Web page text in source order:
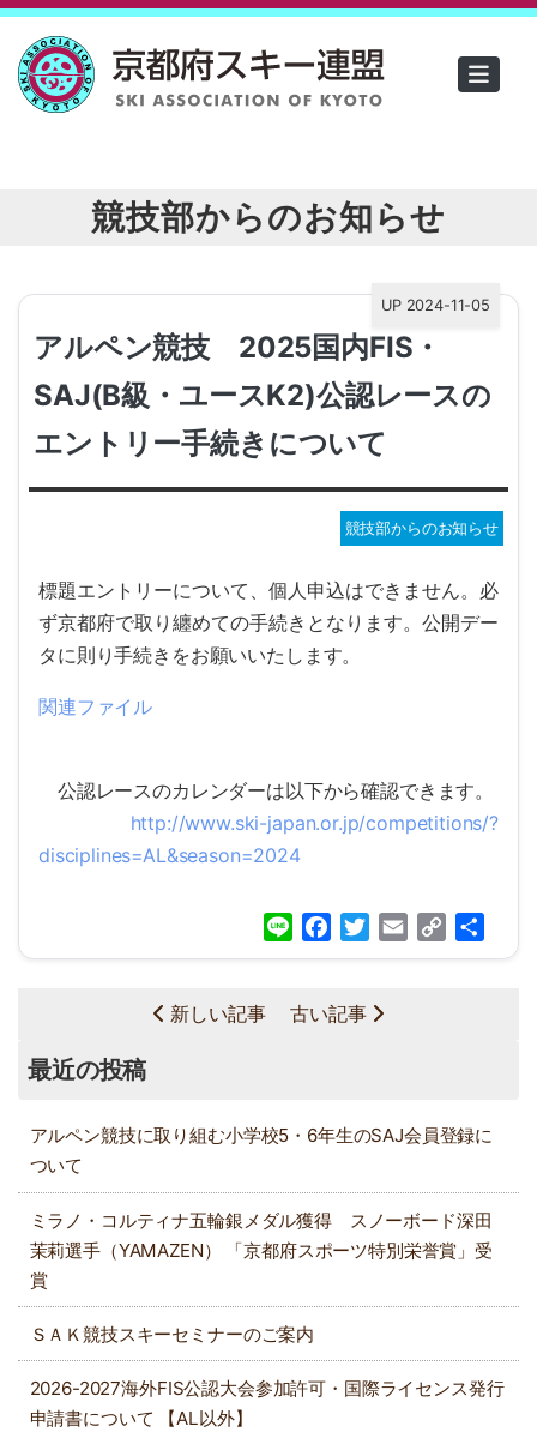
競技部からのお知らせ
アルペン競技 2025国内FIS・
SAJ(B級・ユースK2)公認レースの
エントリー手続きについて
UP 2024-11-05
競技部からのお知らせ
標題エントリーについて、個人申込はできません。必
ず京都府で取 り纏めての手続きとなります。公開デー
タに則り手続きをお願いいたします。
関連ファイル
公認レースのカレンダーは以下から確認できます。
http://www.ski-japan.or.jp/competitions/?
disciplines=AL&season=2024
Line FacebookTwitterEmail Copy
Link有
新しい記事 古い記事
最近の投稿
アルペン競技に取り組む小学校5・6年生のSAJ会員登録に
ついて
ミラノ・コルティナ五輪銀メダル獲得 スノーボード深田
茉莉選手（YAMAZEN） 「京都府スポーツ特別栄誉賞」受
賞
ＳＡＫ競技スキーセミナーのご案内
2026-2027海外FIS公認大会参加許可・国際ライセンス発行
申請書について 【AL以外】